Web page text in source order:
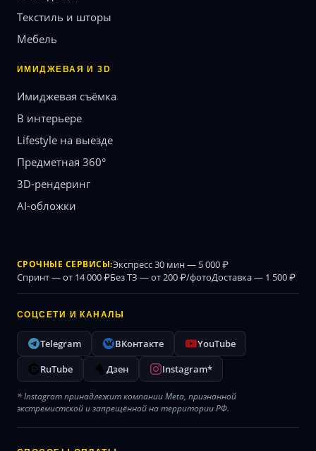
Текстиль и шторы
Мебель
ИМИДЖЕВАЯ И 3D
Имиджевая съёмка
В интерьере
Lifestyle на выезде
Предметная 360°
3D-рендеринг
AI-обложки
СРОЧНЫЕ СЕРВИСЫ:Экспресс 30 мин — 5 000 ₽
Спринт — от 14 000 ₽Без ТЗ — от 200 ₽/фотоДоставка — 1 500 ₽
СОЦСЕТИ И КАНАЛЫ
Telegram ВКонтакте
YouTube
RuTube
Дзен Instagram*
* Instagram принадлежит компании Meta, признанной
экстремистской и запрещённой на территории РФ.